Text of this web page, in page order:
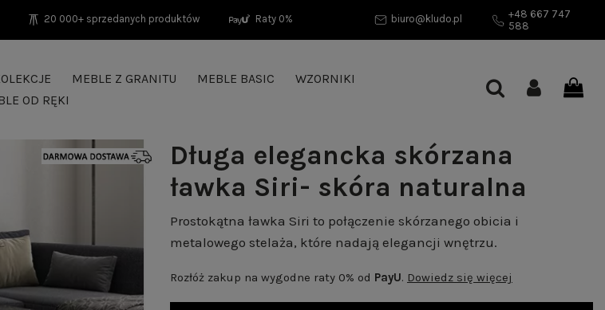
20 000+ sprzedanych produktów Raty 0% biuro@kludo.pl
+48 667 747
588
MEBLE Z GRANITU MEBLE BASIC
WZORNIKI
OD RĘKI
Długa elegancka skórzana
ławka Siri- skóra naturalna
Prostokątna ławka Siri to połączenie skórzanego obicia i
metalowego stelaża, które nadają elegancji wnętrzu.
Rozłóż zakup na wygodne raty 0% od PayU. Dowiedz się więcej